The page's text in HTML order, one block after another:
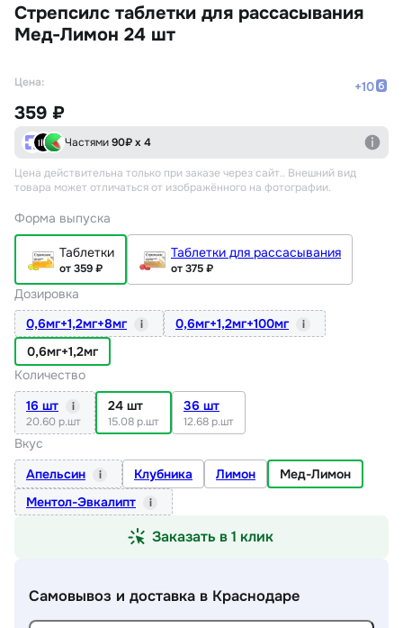
Стрепсилс таблетки для рассасывания
Мед-Лимон 24 шт
Цена: +10
359 ₽
Частями90₽ х 4
Цена действительна только при заказе через сайт.. Внешний вид
товара может отличаться от изображённого на фотографии.
Форма выпуска
Таблетки
от 359 ₽
Таблетки для рассасывания
от 375 ₽
Дозировка
0,6мг+1,2мг+8мг
i 0,6мг+1,2мг+100мг i
0,6мг+1,2мг
Количество
16 шт
i
20.60 р.шт
24 шт
15.08 р.шт
36 шт
12.68 р.шт
Вкус
Апельсин
i Клубника Лимон
Мед-Лимон
Ментол-Эвкалипт
i
Заказать в 1 клик
Самовывоз и доставка в Краснодаре